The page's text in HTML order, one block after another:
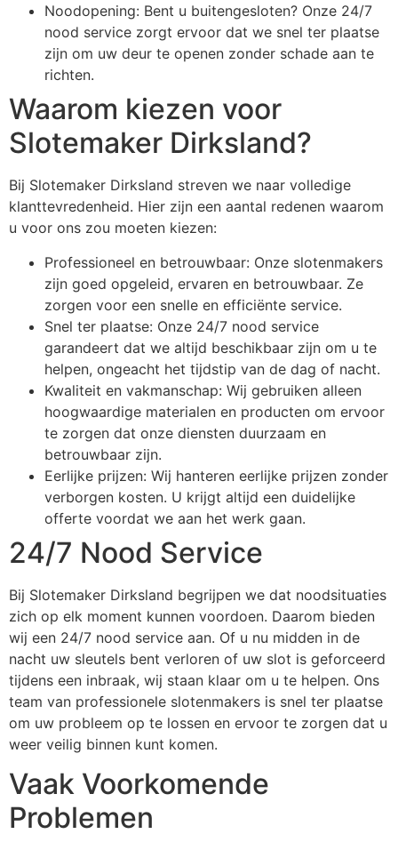
Noodopening: Bent u buitengesloten? Onze 24/7
nood service zorgt ervoor dat we snel ter plaatse
zijn om uw deur te openen zonder schade aan te
richten.
Waarom kiezen voor
Slotemaker Dirksland?
Bij Slotemaker Dirksland streven we naar volledige
klanttevredenheid. Hier zijn een aantal redenen waarom
u voor ons zou moeten kiezen:
Professioneel en betrouwbaar: Onze slotenmakers
zijn goed opgeleid, ervaren en betrouwbaar. Ze
zorgen voor een snelle en efficiënte service.
Snel ter plaatse: Onze 24/7 nood service
garandeert dat we altijd beschikbaar zijn om u te
helpen, ongeacht het tijdstip van de dag of nacht.
Kwaliteit en vakmanschap: Wij gebruiken alleen
hoogwaardige materialen en producten om ervoor
te zorgen dat onze diensten duurzaam en
betrouwbaar zijn.
Eerlijke prijzen: Wij hanteren eerlijke prijzen zonder
verborgen kosten. U krijgt altijd een duidelijke
offerte voordat we aan het werk gaan.
24/7 Nood Service
Bij Slotemaker Dirksland begrijpen we dat noodsituaties
zich op elk moment kunnen voordoen. Daarom bieden
wij een 24/7 nood service aan. Of u nu midden in de
nacht uw sleutels bent verloren of uw slot is geforceerd
tijdens een inbraak, wij staan klaar om u te helpen. Ons
team van professionele slotenmakers is snel ter plaatse
om uw probleem op te lossen en ervoor te zorgen dat u
weer veilig binnen kunt komen.
Vaak Voorkomende
Problemen